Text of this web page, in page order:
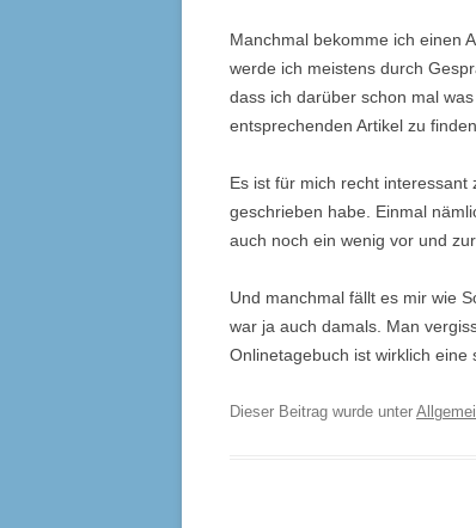
Manchmal bekomme ich einen
werde ich meistens durch
dass ich darüber schon mal
entsprechenden Artikel zu finden.
Es ist für mich recht
geschrieben habe. Einmal
auch noch ein wenig vor und
Und manchmal fällt es mir wie
war ja auch damals. Man
Onlinetagebuch ist wirklich eine
Dieser Beitrag wurde unter